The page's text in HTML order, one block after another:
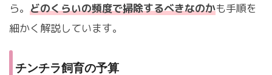
ら。 どのくらいの頻度で掃除するべきなのかも手順を
細かく解説しています。
チンチラ飼育の予算